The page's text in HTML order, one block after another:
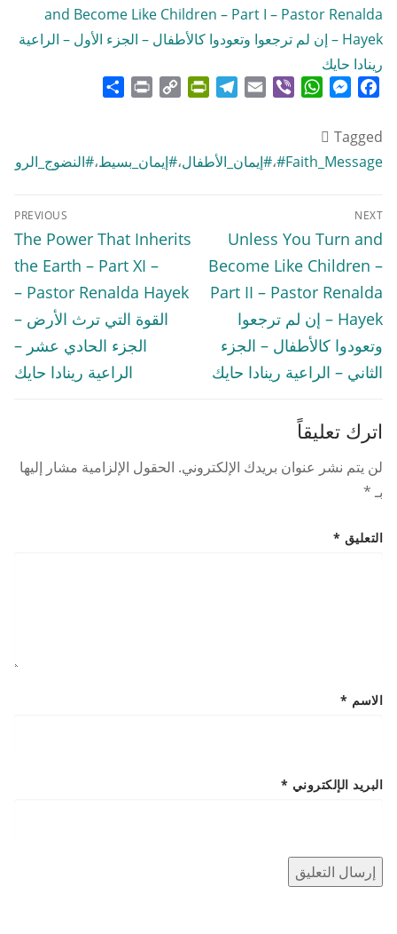
and Become Like Children – Part I – Pastor Renalda
Hayek – إن لم ترجعوا وتعودوا كالأطفال – الجزء الأول – الراعية
رينادا حايك
Facebook
Messenger
WhatsApp
Viber
Email
Telegram
PrintFriendly
Copy
Print
Tagged
#Faith_Message،#إيمان_الأطفال،#إيمان_بسيط،
تصفّح
المقالات
PREVIOUS
Previous
The Power That Inherits
the Earth – Part XI –
Pastor Renalda Hayek –
القوة التي ترث الأرض –
الجزء الحادي عشر –
الراعية رينادا حايك
NEXT
Next
post:
Unless You Turn and
Become Like Children –
Part II – Pastor Renalda
Hayek – إن لم ترجعوا
وتعودوا كالأطفال – الجزء
الثاني – الراعية رينادا حايك
اترك تعليقاً
لن يتم نشر عنوان بريدك الإلكتروني. الحقول الإلزامية مشار إليها
بـ*
التعليق *
الاسم *
البريد الإلكتروني *